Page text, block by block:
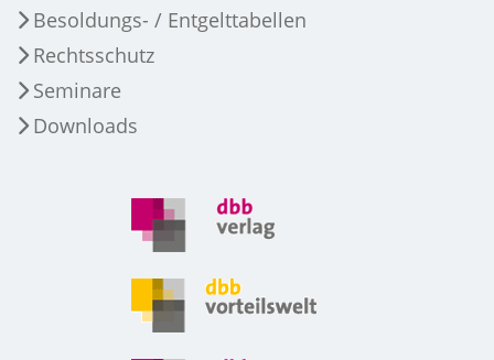
Besoldungs- / Entgelttabellen
Rechtsschutz
Seminare
Downloads